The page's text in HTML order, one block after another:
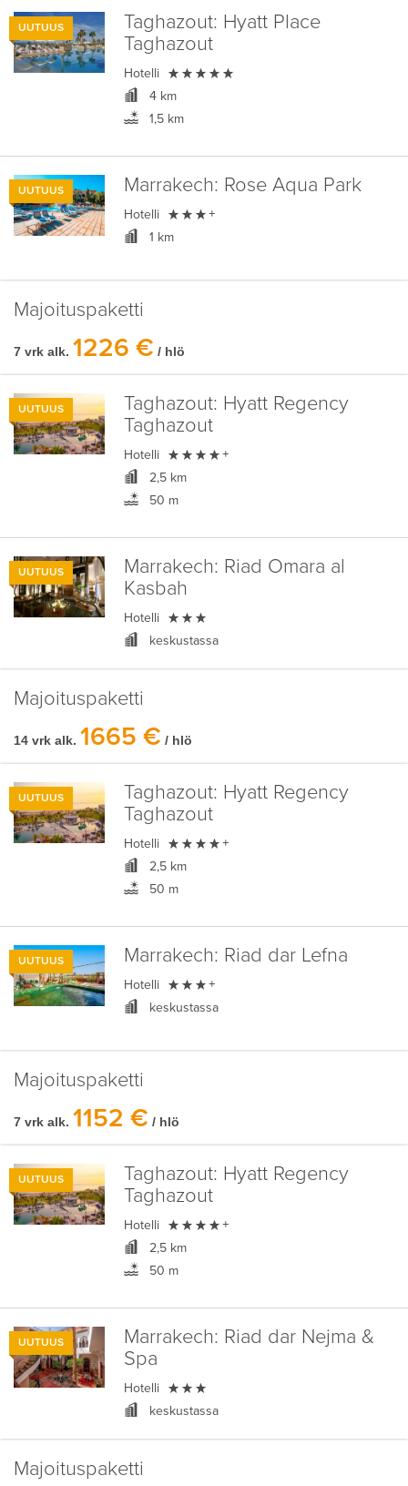
UUTUUS Taghazout: Hyatt Place
Taghazout
Hotelli 
4 km
1,5 km
UUTUUS Marrakech: Rose Aqua Park
Hotelli  +
1 km
Majoituspaketti
7 vrk alk. 1226 € / hlö
UUTUUS Taghazout: Hyatt Regency
Taghazout
Hotelli  +
2,5 km
50 m
UUTUUS Marrakech: Riad Omara al
Kasbah
Hotelli 
keskustassa
Majoituspaketti
14 vrk alk. 1665 € / hlö
UUTUUS Taghazout: Hyatt Regency
Taghazout
Hotelli  +
2,5 km
50 m
UUTUUS Marrakech: Riad dar Lefna
Hotelli  +
keskustassa
Majoituspaketti
7 vrk alk. 1152 € / hlö
UUTUUS Taghazout: Hyatt Regency
Taghazout
Hotelli  +
2,5 km
50 m
UUTUUS Marrakech: Riad dar Nejma &
Spa
Hotelli 
keskustassa
Majoituspaketti